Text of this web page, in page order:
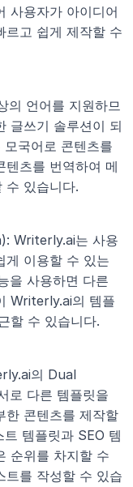
사용자가 아이디어
르고 쉽게 제작할 수
의 언어를 지원하므
글쓰기 솔루션이 되
국어로 콘텐츠를
텐츠를 번역하여 메
수 있습니다.
Writerly.ai는 사용
게 이용할 수 있는
을 사용하면 다른
Writerly.ai의 템플
할 수 있습니다.
의 Dual
로 다른 템플릿을
한 콘텐츠를 제작할
템플릿과 SEO 템
순위를 차지할 수
트를 작성할 수 있습